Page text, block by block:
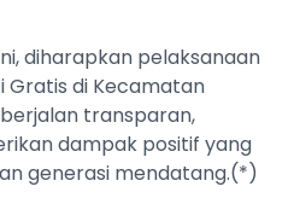
diharapkan pelaksanaan
Gratis di Kecamatan
transparan,
dampak positif yang
generasi mendatang.(*)